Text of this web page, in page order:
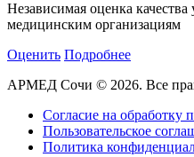
Независимая оценка качества
медицинским организациям
Оценить Подробнее
АРМЕД Сочи © 2026. Все
Согласие на обработку
Пользовательское
Политика